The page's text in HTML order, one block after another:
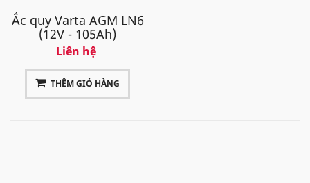
Ắc quy Varta AGM LN6
(12V - 105Ah)
Liên hệ
THÊM GIỎ HÀNG